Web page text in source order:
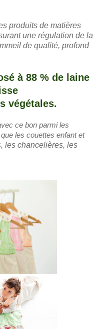
produits de matières
une régulation de la
de qualité, profond
à 88 % de laine
végétales.
ce bon parmiles
les couettes enfant et
les chancelières, les